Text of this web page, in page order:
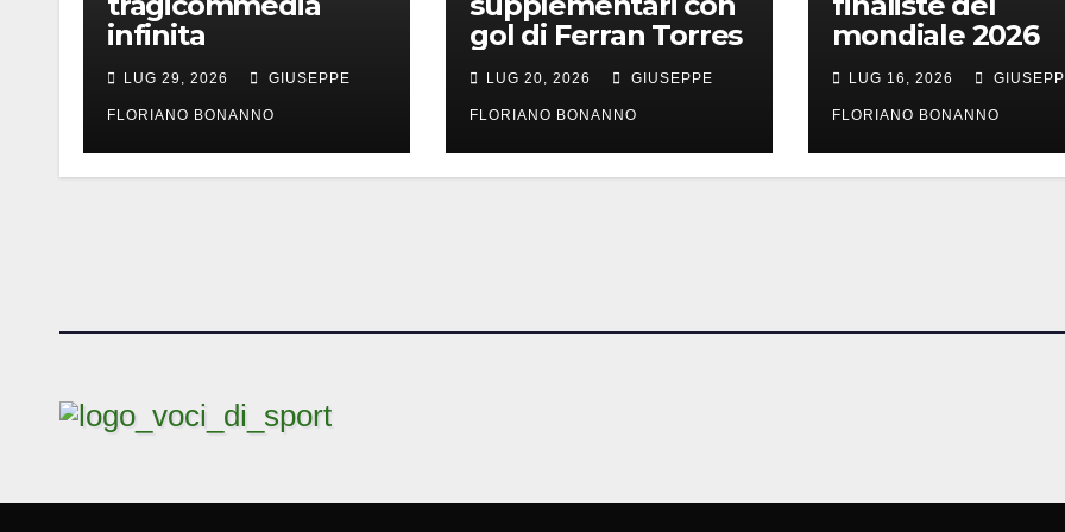
infinita
LUG 29, 2026 GIUSEPPE
FLORIANO BONANNO
gol di Ferran Torres
LUG 20, 2026 GIUSEPPE
FLORIANO BONANNO
mondiale 2026
LUG 16, 2026
FLORIANO BONANNO